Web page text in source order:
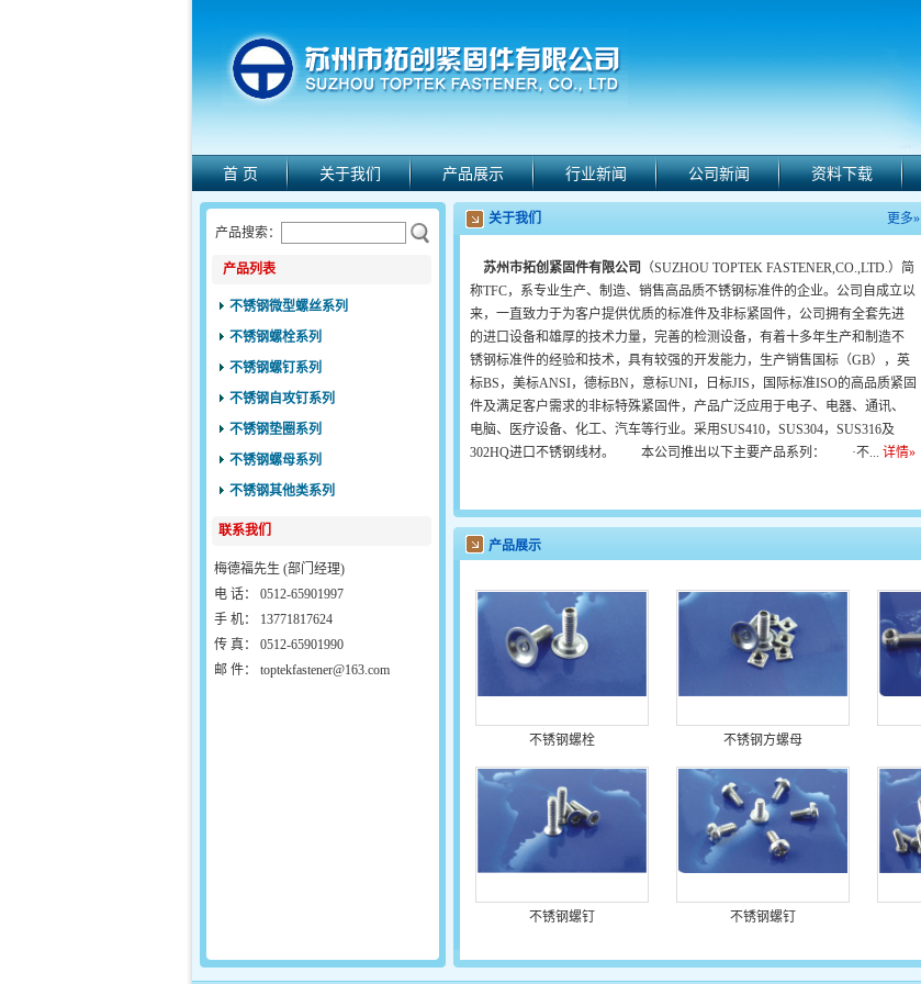
首 页 关于我们 产品展示 行业新闻 公司新闻 资料下载
产品搜索：
产品列表
不锈钢微型螺丝系列
不锈钢螺栓系列
不锈钢螺钉系列
不锈钢自攻钉系列
不锈钢垫圈系列
不锈钢螺母系列
不锈钢其他类系列
联系我们
梅德福先生 (部门经理)
电 话：
0512-65901997
手 机：
13771817624
传 真：
0512-65901990
邮 件：
toptekfastener@163.com
更多»
关于我们
苏州市拓创紧固件有限公司
（SUZHOU TOPTEK FASTENER,CO.,LTD.）简
称TFC，系专业生产、制造、销售高品质不锈钢标准件的企业。公司自成立以
来，一直致力于为客户提供优质的标准件及非标紧固件，公司拥有全套先进
的进口设备和雄厚的技术力量，完善的检测设备，有着十多年生产和制造不
锈钢标准件的经验和技术，具有较强的开发能力，生产销售国标（GB），英
标BS，美标ANSI，德标BN，意标UNI，日标JIS，国际标准ISO的高品质紧固
件及满足客户需求的非标特殊紧固件，产品广泛应用于电子、电器、通讯、
电脑、医疗设备、化工、汽车等行业。采用SUS410，SUS304，SUS316及
302HQ进口不锈钢线材。 本公司推出以下主要产品系列： ·不... 详情»
产品展示
不锈钢螺栓 不锈钢方螺母
不锈钢螺钉 不锈钢螺钉